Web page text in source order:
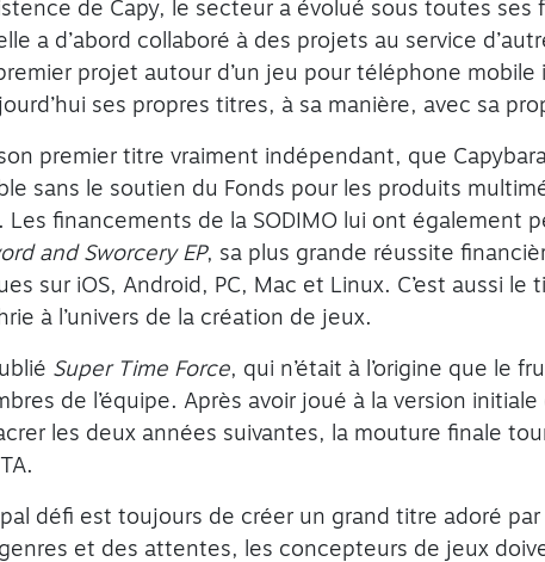
de Capy, le secteur a évolué sous toutes
elle a d’abord collaboré à des projets au service
projet autour d’un jeu pour téléphone mobile
ses propres titres, à sa manière, avec sa
premier titre vraiment indépendant, que
sans le soutien du Fonds pour les produits
Les financements de la SODIMO lui ont également
and Sworcery EP, sa plus grande réussite
sur iOS, Android, PC, Mac et Linux. C’est aussi le
à l’univers de la création de jeux.
Super Time Force, qui n’était à l’origine que le
de l’équipe. Après avoir joué à la version
les deux années suivantes, la mouture finale
défi est toujours de créer un grand titre adoré
genres et des attentes, les concepteurs de jeux